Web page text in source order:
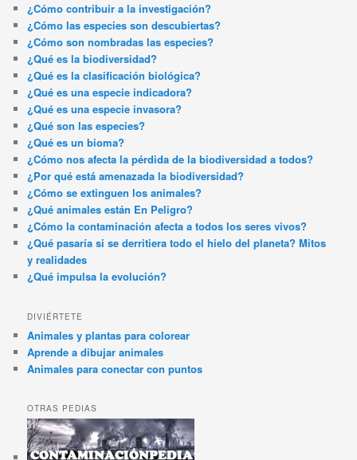
¿Cómo contribuir a la investigación?
¿Cómo las especies son descubiertas?
¿Cómo son nombradas las especies?
¿Qué es la biodiversidad?
¿Qué es la clasificación biológica?
¿Qué es una especie indicadora?
¿Qué es una especie invasora?
¿Qué son las especies?
¿Qué es un bioma?
¿Cómo nos afecta la pérdida de la biodiversidad a todos?
¿Por qué está amenazada la biodiversidad?
¿Cómo se extinguen los animales?
¿Qué animales están En Peligro?
¿Cómo la contaminación afecta a todos los seres vivos?
¿Qué pasaría si se derritiera todo el hielo del planeta? Mitos
y realidades
¿Qué impulsa la evolución?
DIVIÉRTETE
Animales y plantas para colorear
Aprende a dibujar animales
Animales para conectar con puntos
OTRAS PEDIAS